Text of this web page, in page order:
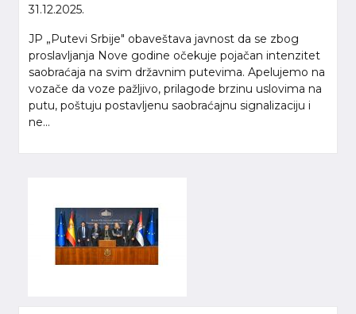
31.12.2025.
JP „Putevi Srbije" obaveštava javnost da se zbog
proslavljanja Nove godine očekuje pojačan intenzitet
saobraćaja na svim državnim putevima. Apelujemo na
vozače da voze pažljivo, prilagode brzinu uslovima na
putu, poštuju postavljenu saobraćajnu signalizaciju i
ne...